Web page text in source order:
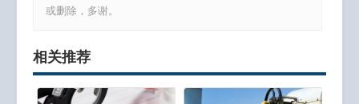
或删除，多谢。
相关推荐